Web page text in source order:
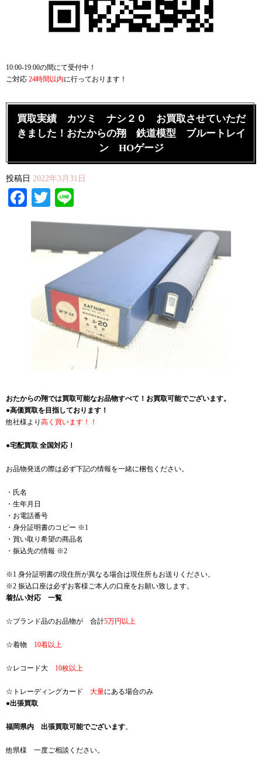
10:00-19:00の間にて受付中！
ご対応 24時間以内に行っております！
買取実績 カツミ ナシ２０ お買取させていただ
きました！おたからの翔 鉄道模型 ブルートレイ
ン HOゲージ
投稿日 2022年3月31日
Facebook
Twitter
おたからの翔では買取可能なお品物すべて！お買取可能でございます。
●高価買取を目指しております！
他社様より 高く買います！！
●宅配買取 全国対応！
お品物発送の際は必ず下記の情報を一緒に梱包ください。
・氏名
・生年月日
・お電話番号
・身分証明書のコピー ※1
・買い取り希望の商品名
・振込先の情報 ※2
※1 身分証明書の現住所が異なる場合は現住所もお送りください。
※2 振込口座は必ずお客様ご本人の口座をお願い致します。
着払い対応 一覧
☆ブランド品のお品物が 合計5万円以上
☆着物 10着以上
☆レコード大 10枚以上
☆トレーディングカード 大量にある場合のみ
●出張買取
福岡県内 出張買取可能でございます。
他県様 一度ご相談ください。